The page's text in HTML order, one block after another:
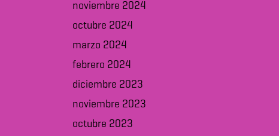
noviembre 2024
octubre 2024
marzo 2024
febrero 2024
diciembre 2023
noviembre 2023
octubre 2023